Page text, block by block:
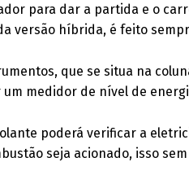
para dar a partida e o
versão híbrida, é feito
que se situa na
medidor de nível de
poderá verificar a
seja acionado, isso